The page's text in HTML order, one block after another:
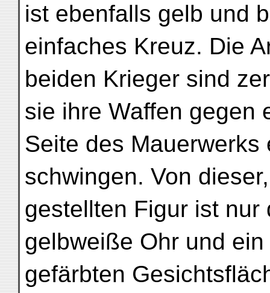
ist ebenfalls gelb und
einfaches Kreuz. Die
beiden Krieger sind
sie ihre Waffen gegen
Seite des
schwingen. Von
gestellten Figur ist nur
gelbweiße Ohr und
gefärbten